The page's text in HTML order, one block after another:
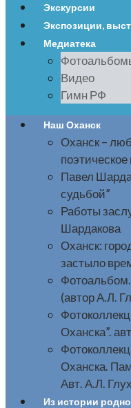
Экскурсии
Экспозиции,
Медиатека
Видео
Гимн РФ
Наш Оханск
Оханск –
Павел
судьбой”
Работы
Шардакова
Оханск:
застыло
Фотоальбом.
(автор А.Л.
Оханска”.
Оханска.
Авт. А.Л.
Из истории